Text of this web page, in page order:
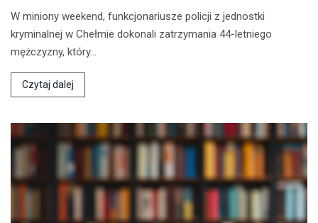
W miniony weekend, funkcjonariusze policji z jednostki
kryminalnej w Chełmie dokonali zatrzymania 44-letniego
mężczyzny, który…
Czytaj dalej